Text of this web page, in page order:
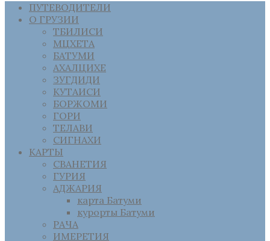
ПУТЕВОДИТЕЛИ
О ГРУЗИИ
ТБИЛИСИ
МЦХЕТА
БАТУМИ
АХАЛЦИХЕ
ЗУГДИДИ
КУТАИСИ
БОРЖОМИ
ГОРИ
ТЕЛАВИ
СИГНАХИ
КАРТЫ
СВАНЕТИЯ
ГУРИЯ
АДЖАРИЯ
карта Батуми
курорты Батуми
РАЧА
ИМЕРЕТИЯ